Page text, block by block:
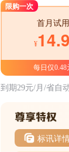
限购一次
首月试用
¥14.9
每日仅0.48
到期29元/月/省自
标讯详